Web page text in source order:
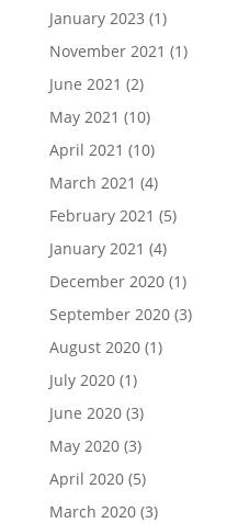
January 2023 (1)
November 2021 (1)
June 2021 (2)
May 2021 (10)
April 2021 (10)
March 2021 (4)
February 2021 (5)
January 2021 (4)
December 2020(1)
September 2020(3)
August 2020(1)
July 2020(1)
June 2020(3)
May 2020(3)
April 2020(5)
March 2020(3)